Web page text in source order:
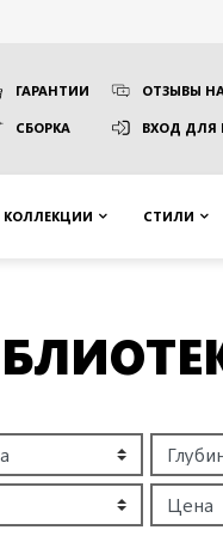
ГАРАНТИИ ОТЗЫВЫ
СБОРКА ВХОД ДЛЯ
КОЛЛЕКЦИИ СТИЛИ